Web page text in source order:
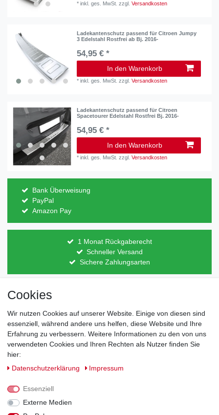
*inkl. ges. MwSt. zzgl.Versandkosten
Ladekantenschutz passend für Citroen Jumpy
3 Edelstahl Rostfrei ab Bj. 2016-
54,95 € *
In den Warenkorb
*inkl. ges. MwSt. zzgl.Versandkosten
Ladekantenschutz passend für Citroen
Spacetourer Edelstahl Rostfrei Bj. 2016-
54,95 € *
In den Warenkorb
*inkl. ges. MwSt. zzgl.Versandkosten
Bank Überweisung
PayPal
Amazon Pay
1 Monat Rückgaberecht
Schneller Versand
Sichere Zahlungsarten
Direkt vom Hersteller
Lagerware
Barrierefreiheitserklärung
Cookies
Wir nutzen Cookies auf unserer Website. Einige von diesen sind
essenziell, während andere uns helfen, diese Website und Ihre
Erfahrung zu verbessern. Weitere Informationen zu den von uns
verwendeten Cookies und Ihren Rechten als Nutzer finden Sie
hier:
Daten­schutz­erklärung
Impressum
Essenziell
Externe Medien